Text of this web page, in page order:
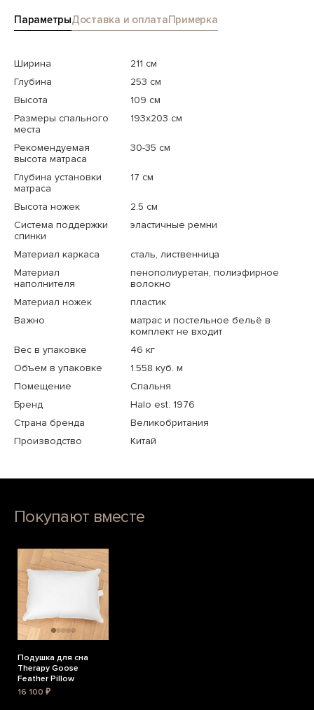
ПараметрыДоставка и оплатаПримерка
Ширина
211 см
Глубина
253 см
Высота
109 см
Размеры спального
места
193x203 см
Рекомендуемая
высота матраса
30-35 см
Глубина установки
матраса
17 см
Высота ножек
2.5 см
Система поддержки
спинки
эластичные ремни
Материал каркаса
сталь, лиственница
Материал
наполнителя
пенополиуретан, полиэфирное
волокно
Материал ножек
пластик
Важно
матрас и постельное бельё в
комплект не входит
Вес в упаковке
46 кг
Объем в упаковке
1.558 куб. м
Помещение
Спальня
Бренд
Halo est. 1976
Страна бренда
Великобритания
Производство
Китай
Покупают вместе
Подушка для сна
Therapy Goose
Feather Pillow
16 100 ₽